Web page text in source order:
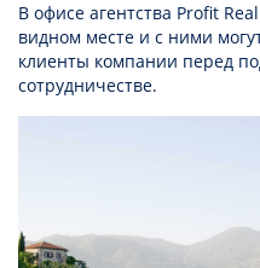
В офисе агентства Profit
видном месте и с ними
клиенты компании перед
сотрудничестве.